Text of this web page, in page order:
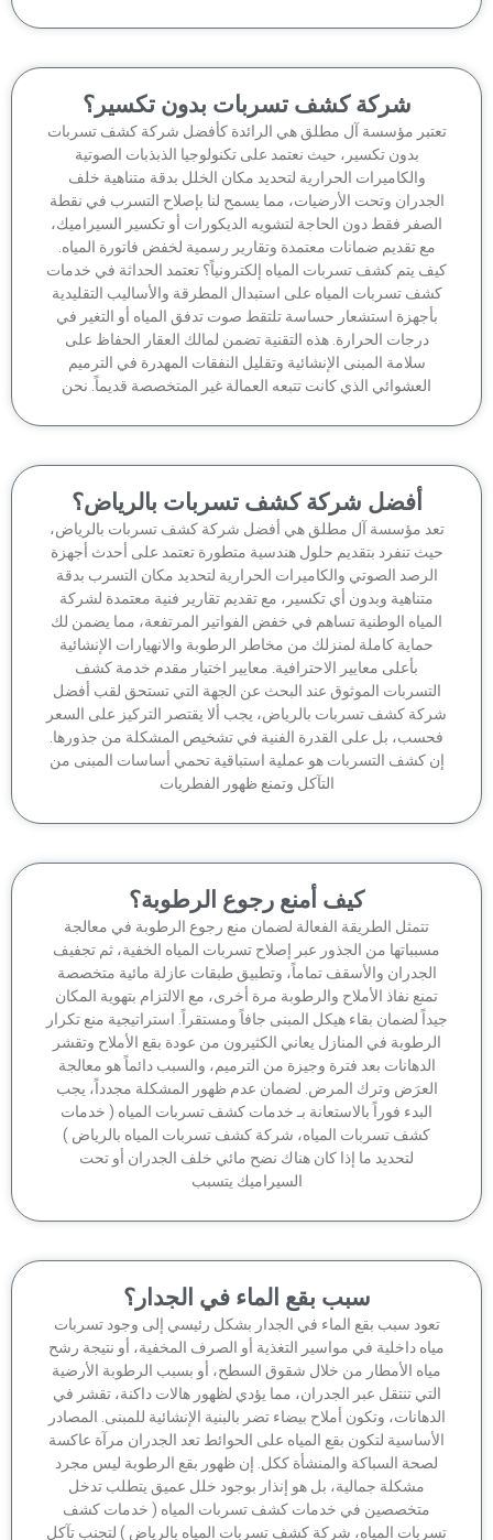
شركة كشف تسربات بدون تكسير؟
مؤسسة آل مطلق هي الرائدة كأفضل شركة كشف تسربات
بدون تكسير، حيث نعتمد على تكنولوجيا الذبذبات الصوتية
والكاميرات الحرارية لتحديد مكان الخلل بدقة متناهية خلف
وتحت الأرضيات، مما يسمح لنا بإصلاح التسرب في نقطة
فقط دون الحاجة لتشويه الديكورات أو تكسير السيراميك،
مع تقديم ضمانات معتمدة وتقارير رسمية لخفض فاتورة المياه.
يتم كشف تسربات المياه إلكترونياً؟ تعتمد الحداثة في خدمات
تسربات المياه على استبدال المطرقة والأساليب التقليدية
بأجهزة استشعار حساسة تلتقط صوت تدفق المياه أو التغير في
درجات الحرارة. هذه التقنية تضمن لمالك العقار الحفاظ على
سلامة المبنى الإنشائية وتقليل النفقات المهدرة في الترميم
العشوائي الذي كانت تتبعه العمالة غير المتخصصة قديماً. نحن
أفضل شركة كشف تسربات بالرياض؟
مؤسسة آل مطلق هي أفضل شركة كشف تسربات بالرياض،
تنفرد بتقديم حلول هندسية متطورة تعتمد على أحدث أجهزة
الرصد الصوتي والكاميرات الحرارية لتحديد مكان التسرب بدقة
متناهية وبدون أي تكسير، مع تقديم تقارير فنية معتمدة لشركة
الوطنية تساهم في خفض الفواتير المرتفعة، مما يضمن لك
حماية كاملة لمنزلك من مخاطر الرطوبة والانهيارات الإنشائية
بأعلى معايير الاحترافية. معايير اختيار مقدم خدمة كشف
الموثوق عند البحث عن الجهة التي تستحق لقب أفضل
كشف تسربات بالرياض، يجب ألا يقتصر التركيز على السعر
بل على القدرة الفنية في تشخيص المشكلة من جذورها.
كشف التسربات هو عملية استباقية تحمي أساسات المبنى من
التآكل وتمنع ظهور الفطريات
كيف أمنع رجوع الرطوبة؟
تتمثل الطريقة الفعالة لضمان منع رجوع الرطوبة في معالجة
من الجذور عبر إصلاح تسربات المياه الخفية، ثم تجفيف
الجدران والأسقف تماماً، وتطبيق طبقات عازلة مائية متخصصة
تمنع نفاذ الأملاح والرطوبة مرة أخرى، مع الالتزام بتهوية المكان
لضمان بقاء هيكل المبنى جافاً ومستقراً. استراتيجية منع تكرار
في المنازل يعاني الكثيرون من عودة بقع الأملاح وتقشر
الدهانات بعد فترة وجيزة من الترميم، والسبب دائماً هو معالجة
العرَض وترك المرض. لضمان عدم ظهور المشكلة مجدداً، يجب
البدء فوراً بالاستعانة بـ خدمات كشف تسربات المياه ( خدمات
كشف تسربات المياه، شركة كشف تسربات المياه بالرياض )
لتحديد ما إذا كان هناك نضح مائي خلف الجدران أو تحت
السيراميك يتسبب
سبب بقع الماء في الجدار؟
سبب بقع الماء في الجدار بشكل رئيسي إلى وجود تسربات
داخلية في مواسير التغذية أو الصرف المخفية، أو نتيجة رشح
الأمطار من خلال شقوق السطح، أو بسبب الرطوبة الأرضية
تنتقل عبر الجدران، مما يؤدي لظهور هالات داكنة، تقشر في
وتكون أملاح بيضاء تضر بالبنية الإنشائية للمبنى. المصادر
لتكون بقع المياه على الحوائط تعد الجدران مرآة عاكسة
لصحة السباكة والمنشأة ككل. إن ظهور بقع الرطوبة ليس مجرد
مشكلة جمالية، بل هو إنذار بوجود خلل عميق يتطلب تدخل
متخصصين في خدمات كشف تسربات المياه ( خدمات كشف
المياه، شركة كشف تسربات المياه بالرياض ) لتجنب تآكل